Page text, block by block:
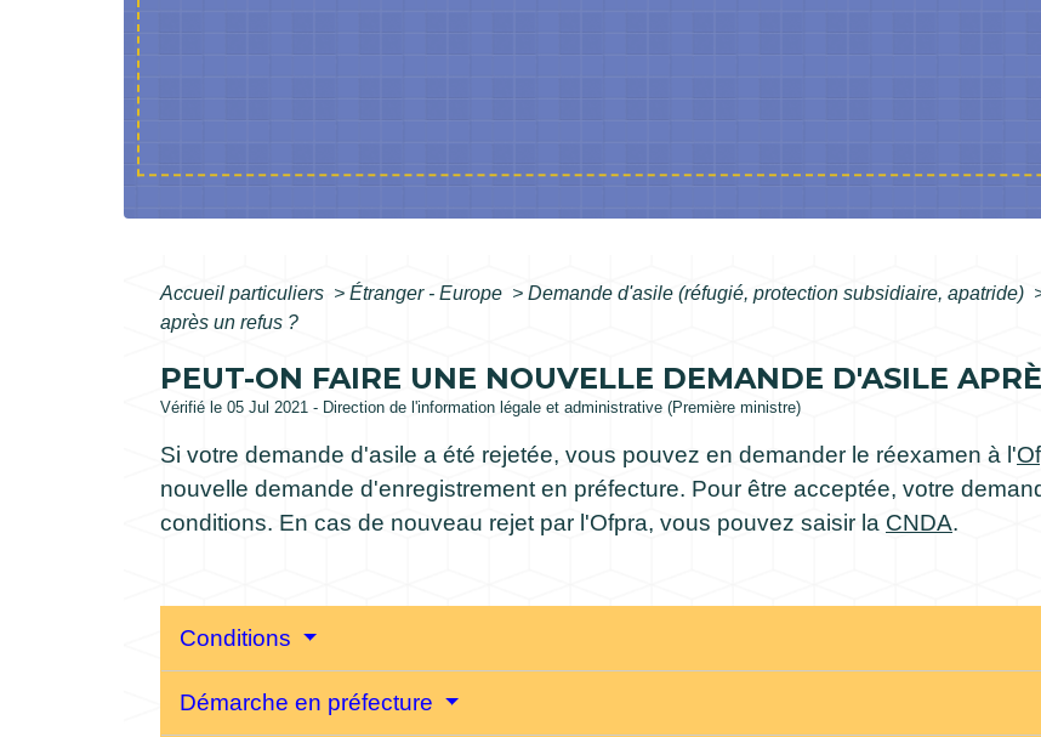
Accueil particuliers > Étranger - Europe > Demande d'asile (réfugié, protection subsidiaire, apatride)
après un refus ?
PEUT-ON FAIRE UNE NOUVELLE DEMANDE D'ASILE
Vérifié le 05 Jul 2021 - Direction de l'information légale et administrative (Première ministre)
Si votre demande d'asile a été rejetée, vous pouvez en demander le réexamen à l'
nouvelle demande d'enregistrement en préfecture. Pour être acceptée, votre
conditions. En cas de nouveau rejet par l'Ofpra, vous pouvez saisir la CNDA.
Conditions
Démarche en préfecture